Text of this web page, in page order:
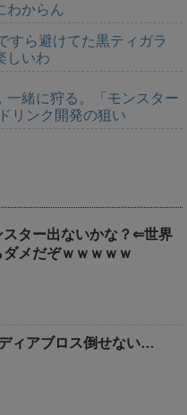
わからん
すら避けてた黒ティガラ
しいわ
一緒に狩る。「モンスター
リンク開発の狙い
スター出ないかな？⇐世界
メだぞｗｗｗｗｗ
ィアブロス倒せない…